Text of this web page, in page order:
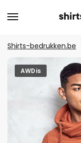
naar
naar
inhoud
Shirts-bedrukken.be
AWDis